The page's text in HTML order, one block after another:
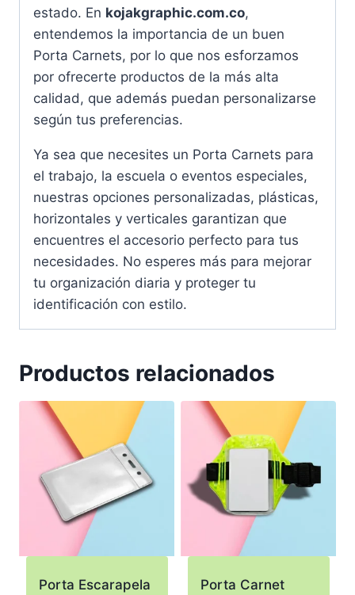
estado. En kojakgraphic.com.co,
entendemos la importancia de un buen
Porta Carnets, por lo que nos esforzamos
por ofrecerte productos de la más alta
calidad, que además puedan personalizarse
según tus preferencias.
Ya sea que necesites un Porta Carnets para
el trabajo, la escuela o eventos especiales,
nuestras opciones personalizadas, plásticas,
horizontales y verticales garantizan que
encuentres el accesorio perfecto para tus
necesidades. No esperes más para mejorar
tu organización diaria y proteger tu
identificación con estilo.
Productos relacionados
Porta Escarapela
Porta Carnet